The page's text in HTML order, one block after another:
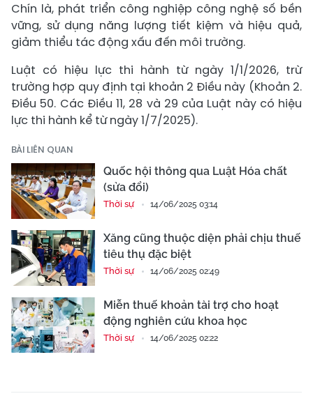
Chín là, phát triển công nghiệp công nghệ số bền
vững, sử dụng năng lượng tiết kiệm và hiệu quả,
giảm thiểu tác động xấu đến môi trường.
Luật có hiệu lực thi hành từ ngày 1/1/2026, trừ
trường hợp quy định tại khoản 2 Điều này (Khoản 2.
Điều 50. Các Điều 11, 28 và 29 của Luật này có hiệu
lực thi hành kể từ ngày 1/7/2025).
BÀI LIÊN QUAN
Quốc hội thông qua Luật Hóa chất
(sửa đổi)
Thời sự 14/06/2025 03:14
Xăng cũng thuộc diện phải chịu thuế
tiêu thụ đặc biệt
Thời sự 14/06/2025 02:49
Miễn thuế khoản tài trợ cho hoạt
động nghiên cứu khoa học
Thời sự 14/06/2025 02:22